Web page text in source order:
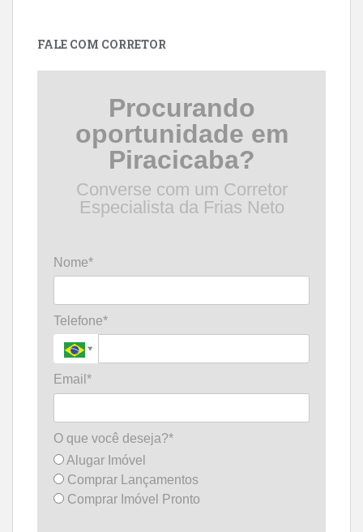
FALE COM CORRETOR
Procurando
oportunidade em
Piracicaba?
Converse com um Corretor
Especialista da Frias Neto
Nome*
Telefone*
Email*
O que você deseja?*
Alugar Imóvel
Comprar Lançamentos
Comprar Imóvel Pronto